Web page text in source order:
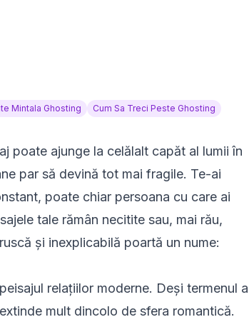
Mintala Ghosting Cum Sa Treci Peste Ghosting
poate ajunge la celălalt capăt al lumii în
par să devină tot mai fragile. Te-ai
poate chiar persoana cu care ai
tale rămân necitite sau, mai rău,
și inexplicabilă poartă un nume:
relațiilor moderne. Deși termenul a
mult dincolo de sfera romantică.